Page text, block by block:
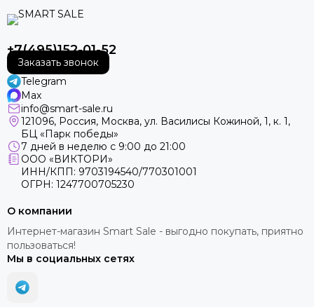
+7(495)152-01-52
Заказать звонок
Telegram
Max
info@smart-sale.ru
121096, Россия, Москва, ул. Василисы Кожиной, 1, к. 1,
БЦ «Парк победы»
7 дней в неделю с 9:00 до 21:00
ООО «ВИКТОРИ»
ИНН/КПП: 9703194540/770301001
ОГРН: 1247700705230
О компании
Интернет-магазин Smart Sale - выгодно покупать, приятно
пользоваться!
Мы в социальных сетях